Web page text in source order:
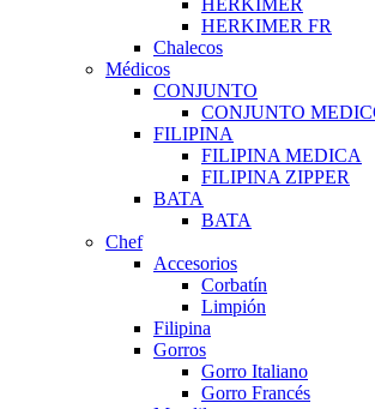
HERKIMER
HERKIMER FR
Chalecos
Médicos
CONJUNTO
CONJUNTO
FILIPINA
FILIPINA MEDICA
FILIPINA ZIPPER
BATA
BATA
Chef
Accesorios
Corbatín
Limpión
Filipina
Gorros
Gorro Italiano
Gorro Francés